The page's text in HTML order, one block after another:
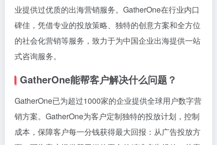
业提供过优质的出海营销服务。GatherOne在行业内口
碑佳，凭借专业的投放策略、独特的创意方案和全方位
的社会化营销等服务，致力于为中国企业出海提供一站
式咨询服务。
GatherOne能帮客户解决什么问题？
GatherOne已为超过1000家的企业提供全球用户数字营
销方案。GatherOne为客户定制独特的投放计划，控制
成本，保障客户每一分钱获得最大回报：从广告投放方